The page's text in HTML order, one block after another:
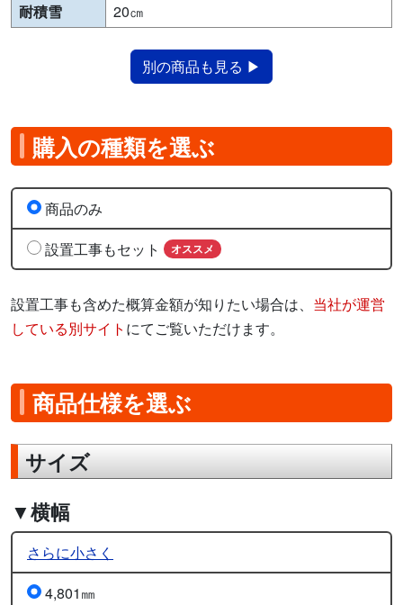
耐積雪
20㎝
別の商品も見る ▶
購入の種類を選ぶ
設置工事も含めた概算金額が知りたい場合は、 当社が運営
している別サイト にてご覧いただけます。
商品のみ
設置工事もセット
オススメ
商品仕様を選ぶ
サイズ
▼横幅
さらに小さく
4,801㎜